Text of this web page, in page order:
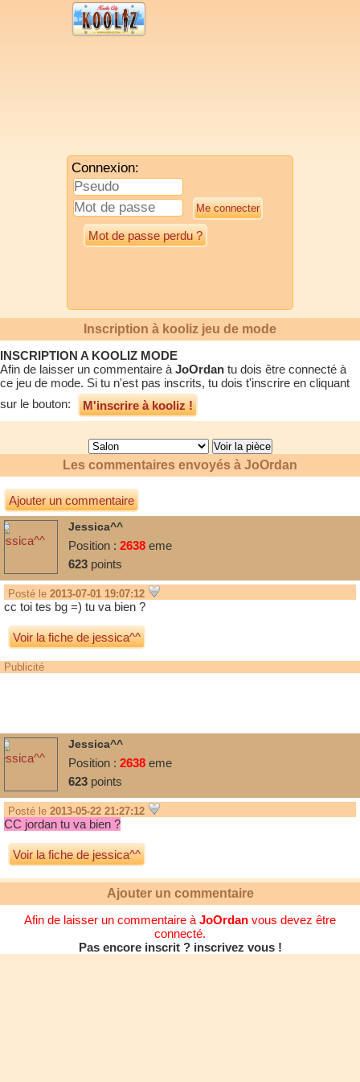
Connexion:
Mot de passe perdu ?
Inscription à kooliz jeu de mode
INSCRIPTION A KOOLIZ MODE
Afin de laisser un commentaire à JoOrdan tu dois être connecté à
ce jeu de mode. Si tu n'est pas inscrits, tu dois t'inscrire en cliquant
sur le bouton:
M'inscrire à kooliz !
Les commentaires envoyés à JoOrdan
Ajouter un commentaire
Jessica^^
Position : 2638 eme
623 points
Posté le 2013-07-01 19:07:12
cc toi tes bg =) tu va bien ?
Voir la fiche de jessica^^
Publicité
Jessica^^
Position : 2638 eme
623 points
Posté le 2013-05-22 21:27:12
CC jordan tu va bien ?
Voir la fiche de jessica^^
Ajouter un commentaire
Afin de laisser un commentaire à JoOrdan vous devez être
connecté.
Pas encore inscrit ? inscrivez vous !